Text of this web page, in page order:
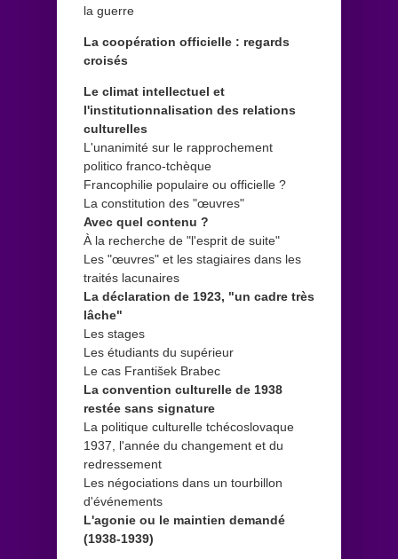
la guerre
La coopération officielle : regards
croisés
Le climat intellectuel et
l'institutionnalisation des relations
culturelles
L'unanimité sur le rapprochement
politico franco-tchèque
Francophilie populaire ou officielle ?
La constitution des "œuvres"
Avec quel contenu ?
À la recherche de "l'esprit de suite"
Les "œuvres" et les stagiaires dans les
traités lacunaires
La déclaration de 1923, "un cadre très
lâche"
Les stages
Les étudiants du supérieur
Le cas František Brabec
La convention culturelle de 1938
restée sans signature
La politique culturelle tchécoslovaque
1937, l'année du changement et du
redressement
Les négociations dans un tourbillon
d'événements
L'agonie ou le maintien demandé
(1938-1939)